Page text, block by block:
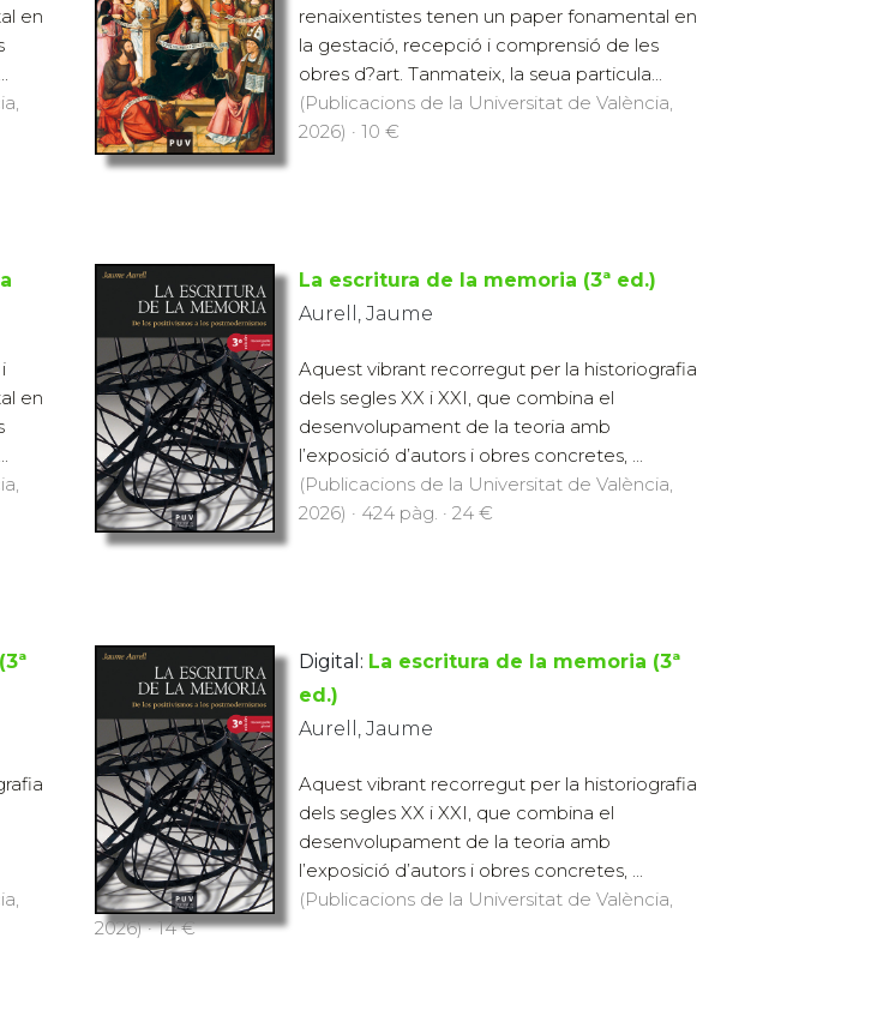
en
renaixentistes tenen un paper fonamental en
la gestació, recepció i comprensió de les
obres d?art. Tanmateix, la seua particula...
(Publicacions de la Universitat de València,
2026) · 10 €
en
La escritura de la memoria (3ª ed.)
Aurell, Jaume
Aquest vibrant recorregut per la historiografia
dels segles XX i XXI, que combina el
desenvolupament de la teoria amb
l’exposició d’autors i obres concretes, ...
(Publicacions de la Universitat de València,
2026) · 424 pàg. · 24 €
Digital: La escritura de la memoria (3ª
ed.)
Aurell, Jaume
Aquest vibrant recorregut per la historiografia
dels segles XX i XXI, que combina el
desenvolupament de la teoria amb
l’exposició d’autors i obres concretes, ...
(Publicacions de la Universitat de València,
2026) · 14 €